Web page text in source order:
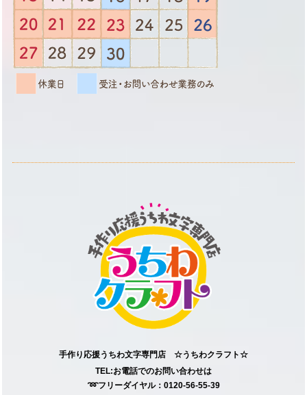
手作り応援うちわ文字専門店 ☆うちわクラフト☆
TEL:お電話でのお問い合わせは
➿フリーダイヤル：0120-56-55-39